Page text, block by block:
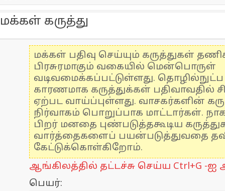
மக்கள் கருத்து
மக்கள் பதிவு செய்யும் கருத்துகள்
பிரசுரமாகும் வகையில் மென்பொருள்
வடிவமைக்கப்பட்டுள்ளது.
காரணமாக கருத்துக்கள் பதிவாவதில்
ஏற்பட வாய்ப்புள்ளது. வாசகர்களின்
நிர்வாகம் பொறுப்பாக மாட்டார்கள்.
பிறர் மனதை புண்படுத்தகூடிய
வார்த்தைகளைப் பயன்படுத்துவதை
கேட்டுக்கொள்கிறோம்.
ஆங்கிலத்தில் தட்டச்சு செய்ய Ctrl+G -ஐ
பெயர்: